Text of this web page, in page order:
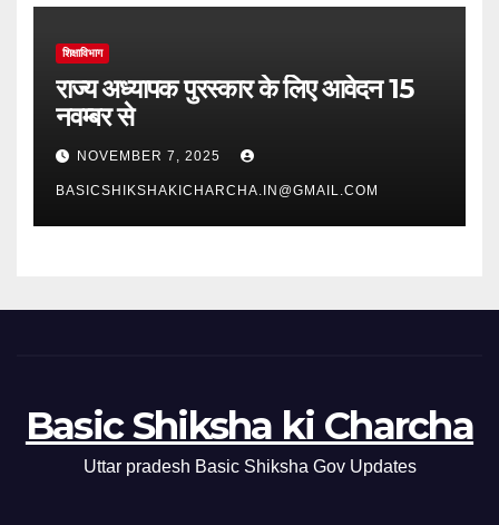
शिक्षाविभाग
राज्य अध्यापक पुरस्कार के लिए आवेदन 15
नवम्बर से
NOVEMBER 7, 2025
BASICSHIKSHAKICHARCHA.IN@GMAIL.COM
Basic Shiksha ki Charcha
Uttar pradesh Basic Shiksha Gov Updates